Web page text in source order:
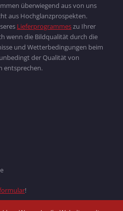
überwiegend aus von uns
aus Hochglanzprospekten.
Lieferprogrammeszu Ihrer
wenn die Bildqualität durch die
und Wetterbedingungen beim
der Qualität von
entsprechen.
!